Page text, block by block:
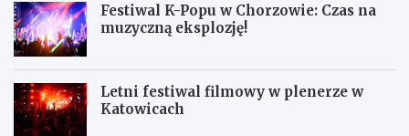
Festiwal K-Popu w Chorzowie: Czas na
muzyczną eksplozję!
Letni festiwal filmowy w plenerze w
Katowicach